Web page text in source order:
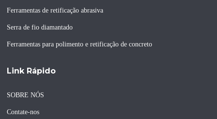
Ferramentas de retificação abrasiva
Serra de fio diamantado
Ferramentas para polimento e retificação de concreto
Link Rápido
SOBRE NÓS
Contate-nos